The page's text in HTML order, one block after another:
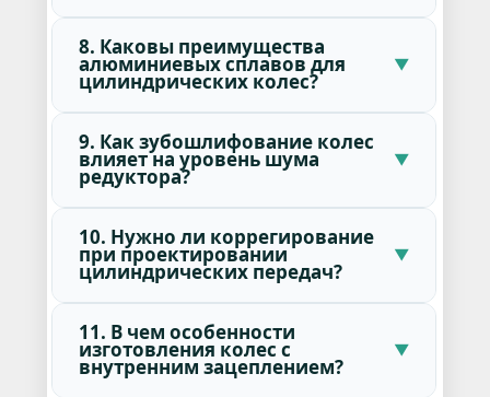
8. Каковы преимущества
алюминиевых сплавов для
цилиндрических колес?
9. Как зубошлифование колес
влияет на уровень шума
редуктора?
10. Нужно ли коррегирование
при проектировании
цилиндрических передач?
11. В чем особенности
изготовления колес с
внутренним зацеплением?